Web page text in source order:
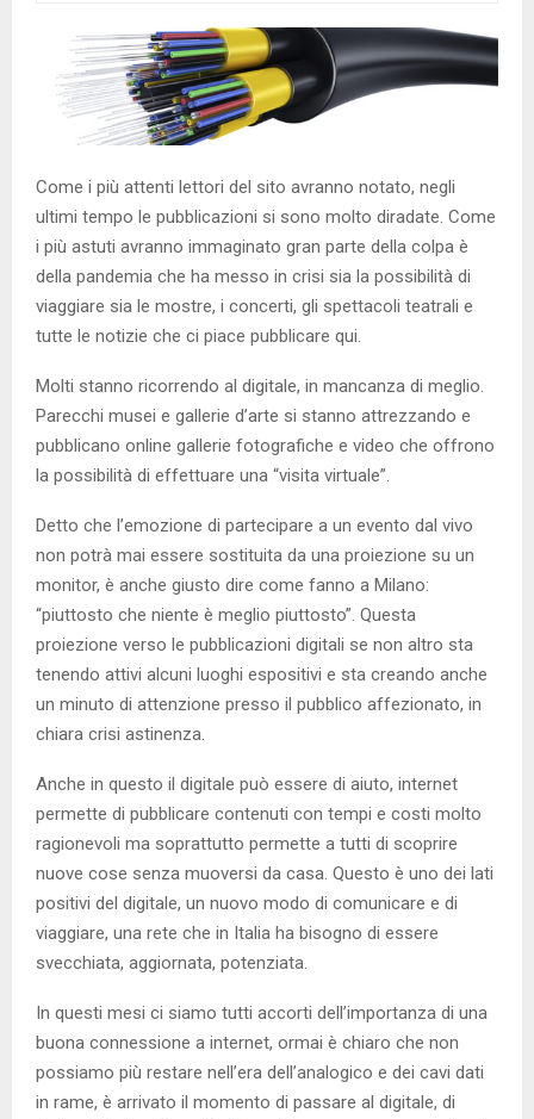
Come i più attenti lettori del sito avranno notato, negli
ultimi tempo le pubblicazioni si sono molto diradate. Come
i più astuti avranno immaginato gran parte della colpa è
della pandemia che ha messo in crisi sia la possibilità di
viaggiare sia le mostre, i concerti, gli spettacoli teatrali e
tutte le notizie che ci piace pubblicare qui.
Molti stanno ricorrendo al digitale, in mancanza di meglio.
Parecchi musei e gallerie d’arte si stanno attrezzando e
pubblicano online gallerie fotografiche e video che offrono
la possibilità di effettuare una “visita virtuale”.
Detto che l’emozione di partecipare a un evento dal vivo
non potrà mai essere sostituita da una proiezione su un
monitor, è anche giusto dire come fanno a Milano:
“piuttosto che niente è meglio piuttosto”. Questa
proiezione verso le pubblicazioni digitali se non altro sta
tenendo attivi alcuni luoghi espositivi e sta creando anche
un minuto di attenzione presso il pubblico affezionato, in
chiara crisi astinenza.
Anche in questo il digitale può essere di aiuto, internet
permette di pubblicare contenuti con tempi e costi molto
ragionevoli ma soprattutto permette a tutti di scoprire
nuove cose senza muoversi da casa. Questo è uno dei lati
positivi del digitale, un nuovo modo di comunicare e di
viaggiare, una rete che in Italia ha bisogno di essere
svecchiata, aggiornata, potenziata.
In questi mesi ci siamo tutti accorti dell’importanza di una
buona connessione a internet, ormai è chiaro che non
possiamo più restare nell’era dell’analogico e dei cavi dati
in rame, è arrivato il momento di passare al digitale, di